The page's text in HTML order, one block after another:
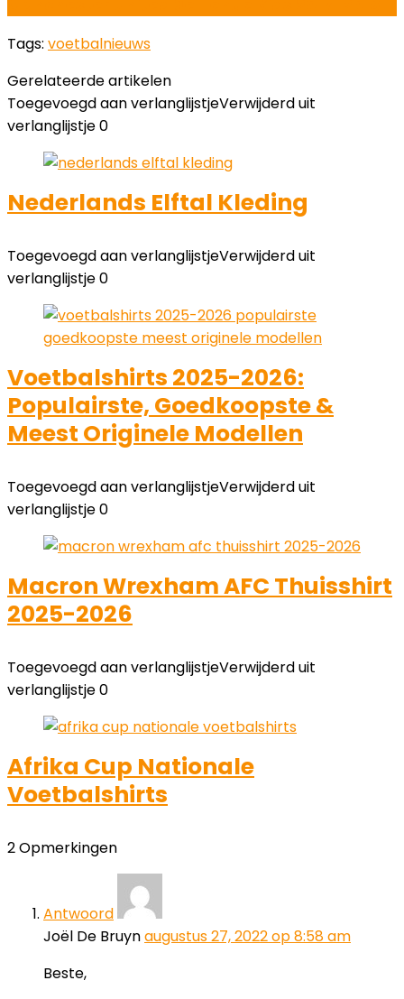
Tags: voetbalnieuws
Gerelateerde artikelen
Toegevoegd aan verlanglijstjeVerwijderd uit
verlanglijstje0
Nederlands Elftal Kleding
Toegevoegd aan verlanglijstjeVerwijderd uit
verlanglijstje0
Voetbalshirts 2025-2026:
Populairste, Goedkoopste &
Meest Originele Modellen
Toegevoegd aan verlanglijstjeVerwijderd uit
verlanglijstje0
Macron Wrexham AFC Thuisshirt
2025-2026
Toegevoegd aan verlanglijstjeVerwijderd uit
verlanglijstje0
Afrika Cup Nationale
Voetbalshirts
2 Opmerkingen
Antwoord
Joël De Bruynaugustus 27, 2022 op 8:58 am
Beste,